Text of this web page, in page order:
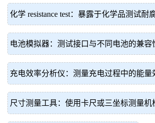
化学 resistance test：暴露于化学品测试耐
电池模拟器：测试接口与不同电池的兼容
充电效率分析仪：测量充电过程中的能量
尺寸测量工具：使用卡尺或三坐标测量机